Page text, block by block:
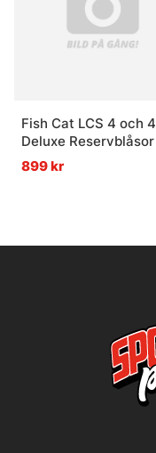
Fish Cat LCS 4 och 4
Deluxe Reservblåsor
899 kr